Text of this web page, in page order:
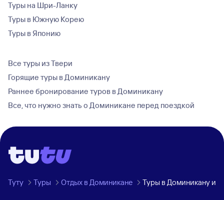
Туры на Шри-Ланку
Туры в Южную Корею
Туры в Японию
Все туры из Твери
Горящие туры в Доминикану
Раннее бронирование туров в Доминикану
Все, что нужно знать о Доминикане перед поездкой
Туту Туры Отдых в Доминикане Туры в Доминикану из